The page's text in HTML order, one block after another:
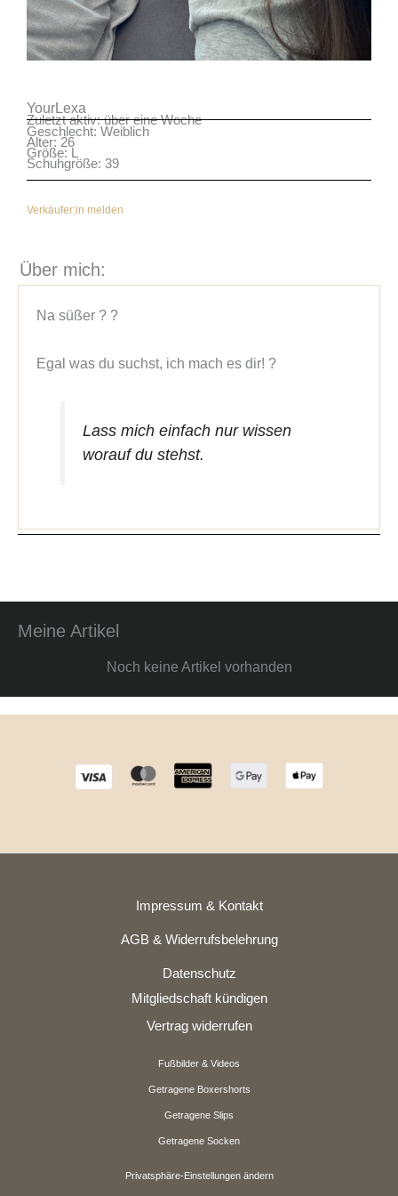
YourLexa
Zuletzt aktiv: über eine Woche
Geschlecht: Weiblich
Alter: 26
Größe: L
Schuhgröße: 39
Verkäufer:in melden
Über mich:
Na süßer ? ?
Lass mich einfach nur wissen
worauf du stehst.
Meine Artikel
Noch keine Artikel vorhanden
Impressum & Kontakt
AGB & Widerrufsbelehrung
Datenschutz
Mitgliedschaft kündigen
Vertrag widerrufen
Fußbilder & Videos
Getragene Boxershorts
Getragene Slips
Getragene Socken
Privatsphäre-Einstellungen ändern